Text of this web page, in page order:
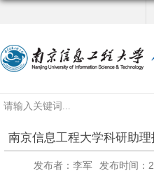
南京信息工程大学科研助理
发布者：李军 发布时间：